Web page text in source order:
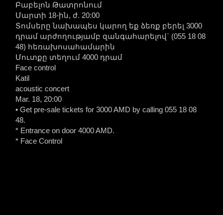
Բաբելոն Թատրոնում
Մարտի 18-ին, ժ. 20:00
Տոմսերը նախապես կարող եք ձեռք բերել 3000
դրամ արժողությամբ զանգահարելով` (055 18 08
48) հեռախոսահամարին
Մուտքը տեղում 4000 դրամ
Face control
Katil
acoustic concert
Mar. 18, 20:00
• Get pre-sale tickets for 3000 AMD by calling 055 18 08
48.
* Entrance on door 4000 AMD.
* Face Control